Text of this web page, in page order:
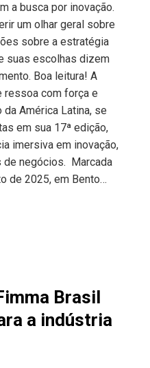
a busca por inovação.
um olhar geral sobre
sobre a estratégia
suas escolhas dizem
Boa leitura! A
ressoa com força e
América Latina, se
em sua 17ª edição,
imersiva em inovação,
de negócios. Marcada
de 2025, em Bento…
Brasil
a indústria